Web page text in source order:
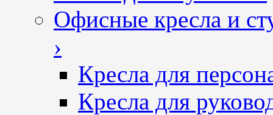
Офисные кресла и
›
Кресла для
Кресла для